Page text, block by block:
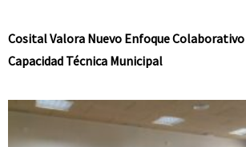
Cosital Valora Nuevo Enfoque
Capacidad Técnica Municipal